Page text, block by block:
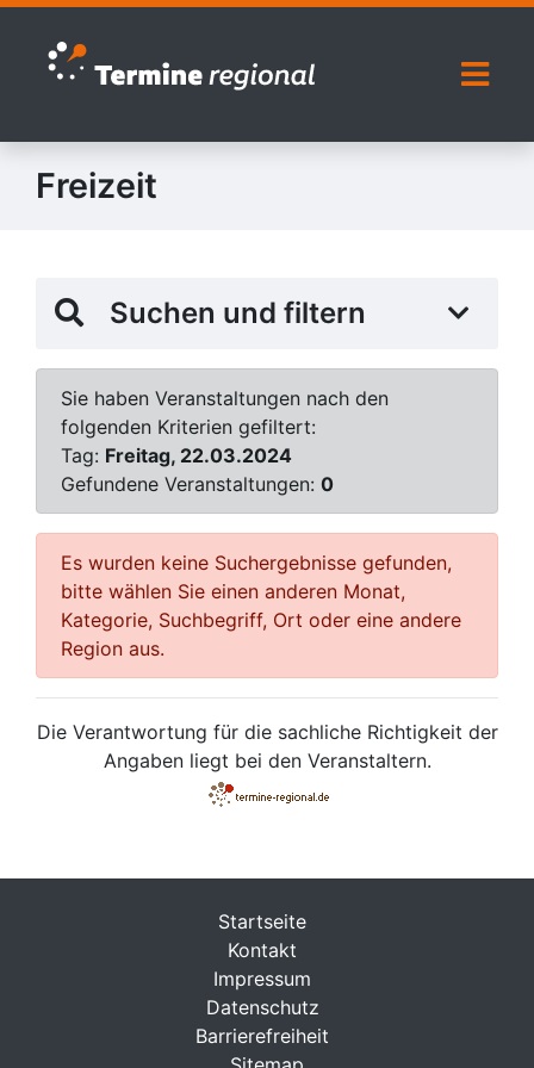
Zur Navigation springen
Zum Inhalt springen
Freizeit
Suchen und filtern
Sie haben Veranstaltungen nach den
folgenden Kriterien gefiltert:
Tag: Freitag, 22.03.2024
Gefundene Veranstaltungen: 0
Es wurden keine Suchergebnisse gefunden,
bitte wählen Sie einen anderen Monat,
Kategorie, Suchbegriff, Ort oder eine andere
Region aus.
Die Verantwortung für die sachliche Richtigkeit der
Angaben liegt bei den Veranstaltern.
Startseite
Kontakt
Impressum
Datenschutz
Barrierefreiheit